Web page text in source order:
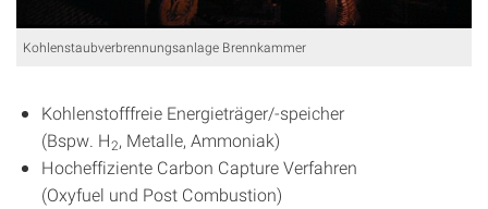
Kohlenstaubverbrennungsanlage Brennkammer
Kohlenstofffreie Energieträger/-speicher
(Bspw. H2, Metalle, Ammoniak)
Hocheffiziente Carbon Capture Verfahren
(Oxyfuel und Post Combustion)